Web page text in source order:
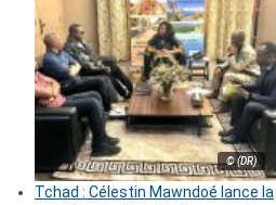
© (DR)
Tchad : Célestin Mawndoé lance la